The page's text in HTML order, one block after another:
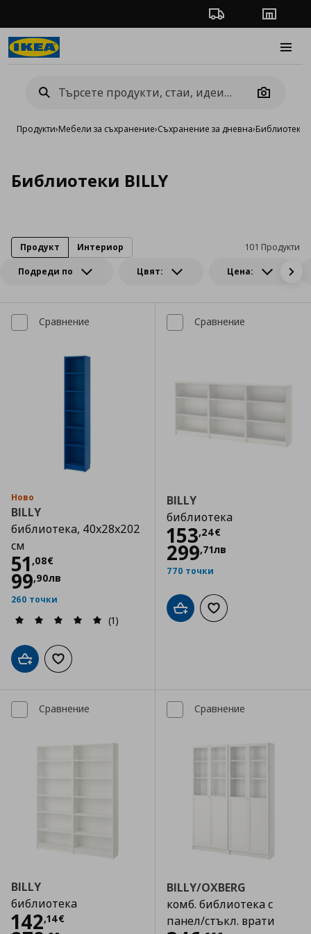
Проследяване на
Camera
Продукти›Мебели за съхранение›Съхранение за дневна›Библиотеки
Библиотеки BILLY
Подреди по Цвят: Цена:
101 Продукти
Продукт Интериор
Сравнение
Ново
BILLY
библиотека, 40x28x202
см
51 ,08€
Цена
99,90лв
260 точки
(1)
Добави в кошницата
Добави към списъка с любими
Сравнение
BILLY
библиотека
153,24€
Цена
299,71лв
770 точки
Добави в кошницата
Добави към
Сравнение
BILLY
библиотека
142,14€
Цена
Сравнение
BILLY/OXBERG
комб. библиотека с
панел/стъкл. врати